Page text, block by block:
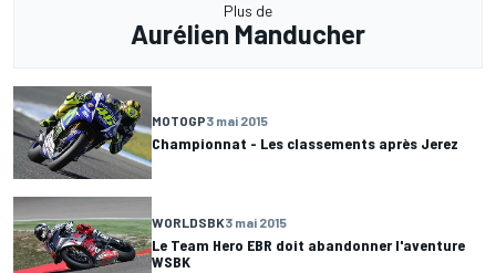
Plus de
Aurélien Manducher
MOTOGP3 mai 2015
Championnat - Les classements après Jerez
WORLDSBK3 mai 2015
Le Team Hero EBR doit abandonner l'aventure
WSBK